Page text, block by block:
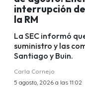
interrupción
la RM
La SEC informó
suministro y las
Santiago y Buin.
Carla Cornejo
5 agosto, 2026 a las 11:02